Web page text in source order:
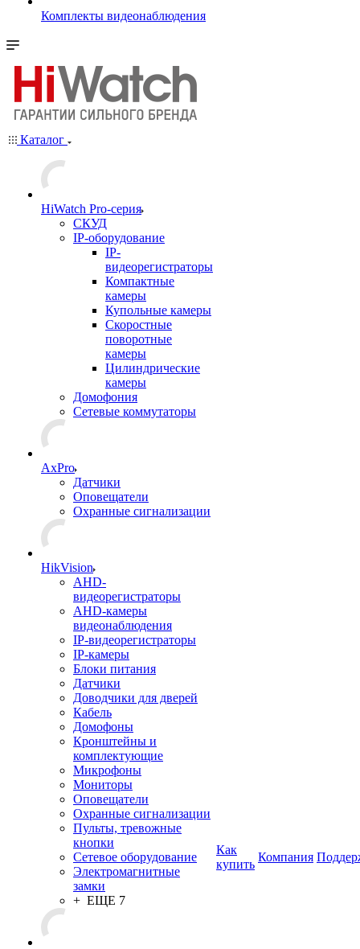
Комплекты видеонаблюдения
Каталог
HiWatch Pro-серия
CКУД
IP-оборудование
IP-
видеорегистраторы
Компактные
камеры
Купольные камеры
Скоростные
поворотные
камеры
Цилиндрические
камеры
Домофония
Сетевые коммутаторы
AxPro
Датчики
Оповещатели
Охранные сигнализации
HikVision
AHD-
видеорегистраторы
AHD-камеры
видеонаблюдения
IP-видеорегистраторы
IP-камеры
Блоки питания
Датчики
Доводчики для дверей
Кабель
Домофоны
Кронштейны и
комплектующие
Микрофоны
Мониторы
Оповещатели
Охранные сигнализации
Пульты, тревожные
кнопки
Сетевое оборудование
Электромагнитные
замки
+ ЕЩЕ 7
Как
купить
Компания